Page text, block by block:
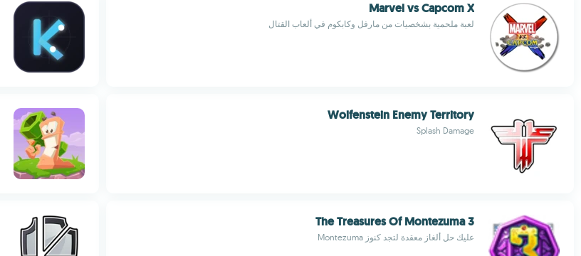
Marvel vs Capcom X
لعبة ملحمية بشخصيات من مارفل وكابكوم في ألعاب القتال
Wolfenstein Enemy Territory
Splash Damage
The Treasures Of Montezuma 3
عليك حل ألغاز معقدة لتجد كنوز Montezuma